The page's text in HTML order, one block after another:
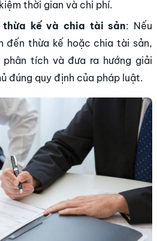
thời gian và chi phí.
kế và chia tài sản: Nếu
đến thừa kế hoặc chia tài sản,
phân tích và đưa ra hướng giải
đúng quy định của pháp luật.